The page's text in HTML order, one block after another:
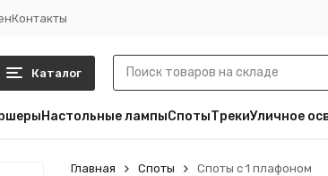
Контакты
Каталог
Настольные лампыСпотыТрекиУличное
Главная Споты Споты с 1 плафоном